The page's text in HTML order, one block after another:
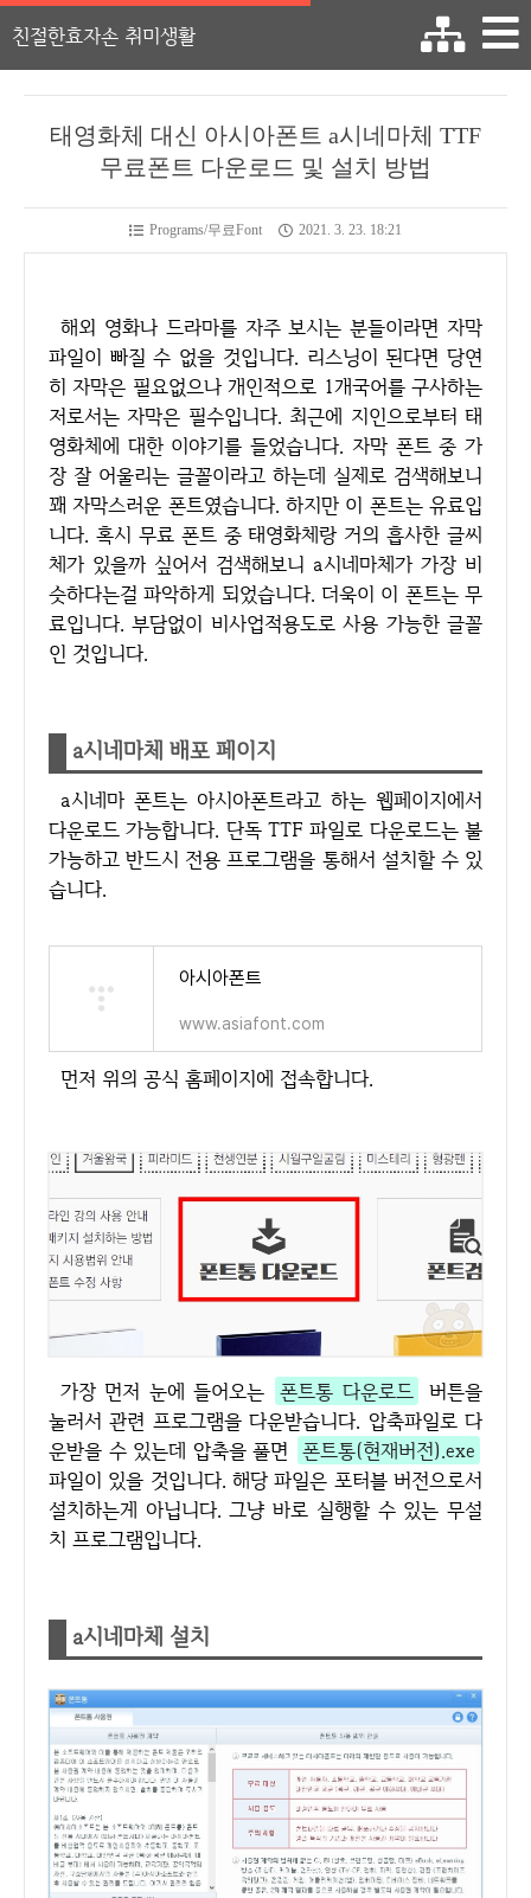
친절한효자손 취미생활
태영화체 대신 아시아폰트 a시네마체 TTF
무료폰트 다운로드 및 설치 방법
Programs/무료Font 2021. 3. 23. 18:21
해외 영화나 드라마를 자주 보시는 분들이라면 자막
파일이 빠질 수 없을 것입니다. 리스닝이 된다면 당연
히 자막은 필요없으나 개인적으로 1개국어를 구사하는
저로서는 자막은 필수입니다. 최근에 지인으로부터 태
영화체에 대한 이야기를 들었습니다. 자막 폰트 중 가
장 잘 어울리는 글꼴이라고 하는데 실제로 검색해보니
꽤 자막스러운 폰트였습니다. 하지만 이 폰트는 유료입
니다. 혹시 무료 폰트 중 태영화체랑 거의 흡사한 글씨
체가 있을까 싶어서 검색해보니 a시네마체가 가장 비
슷하다는걸 파악하게 되었습니다. 더욱이 이 폰트는 무
료입니다. 부담없이 비사업적용도로 사용 가능한 글꼴
인 것입니다.
a시네마체 배포 페이지
a시네마 폰트는 아시아폰트라고 하는 웹페이지에서
다운로드 가능합니다. 단독 TTF 파일로 다운로드는 불
가능하고 반드시 전용 프로그램을 통해서 설치할 수 있
습니다.
아시아폰트
www.asiafont.com
먼저 위의 공식 홈페이지에 접속합니다.
가장 먼저 눈에 들어오는 폰트통 다운로드
버튼을
눌러서 관련 프로그램을 다운받습니다. 압축파일로 다
운받을 수 있는데 압축을 풀면 폰트통(현재버전).exe
파일이 있을 것입니다. 해당 파일은 포터블 버전으로서
설치하는게 아닙니다. 그냥 바로 실행할 수 있는 무설
치 프로그램입니다.
a시네마체 설치